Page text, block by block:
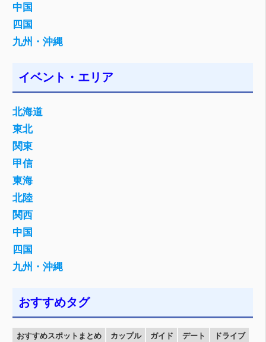
中国
四国
九州・沖縄
イベント・エリア
北海道
東北
関東
甲信
東海
北陸
関西
中国
四国
九州・沖縄
おすすめタグ
おすすめスポットまとめ カップル ガイド デート
ドライブ